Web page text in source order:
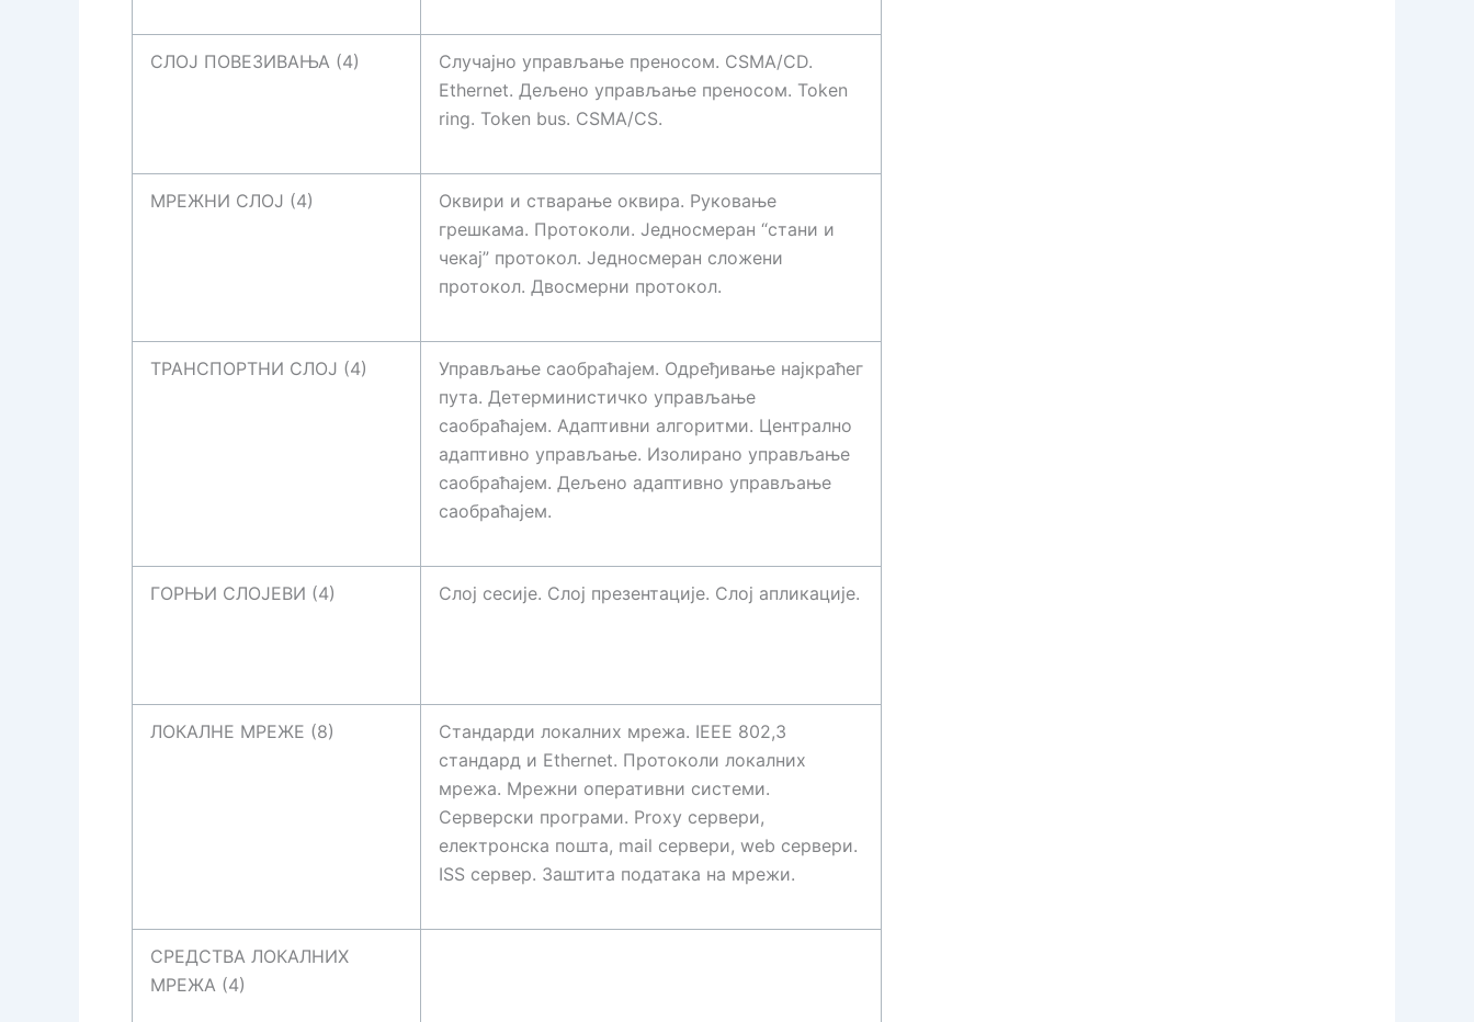
СЛОЈ ПОВЕЗИВАЊА (4)
Случајно управљање преносом. CSMA/CD.
Ethernet. Дељено управљање преносом. Token
ring. Token bus. CSMA/CS.
МРЕЖНИ СЛОЈ (4)
Оквири и стварање оквира. Руковање
грешкама. Протоколи. Једносмеран “стани и
чекај” протокол. Једносмеран сложени
протокол. Двосмерни протокол.
ТРАНСПОРТНИ СЛОЈ (4)
Управљање саобраћајем. Одређивање најкраћег
пута. Детерминистичко управљање
саобраћајем. Адаптивни алгоритми. Централно
адаптивно управљање. Изолирано управљање
саобраћајем. Дељено адаптивно управљање
саобраћајем.
ГОРЊИ СЛОЈЕВИ (4) Слој сесије. Слој презентације. Слој апликације.
ЛОКАЛНЕ МРЕЖЕ (8)
Стандарди локалних мрежа. IEEE 802,3
стандард и Ethernet. Протоколи локалних
мрежа. Мрежни оперативни системи.
Серверски програми. Proxy сервери,
електронска пошта, mail сервери, web сервери.
ISS сервер. Заштита података на мрежи.
СРЕДСТВА ЛОКАЛНИХ
МРЕЖА (4)